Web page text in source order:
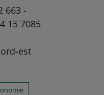
663 -
15 7085
est